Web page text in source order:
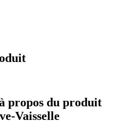
propos du produit
Vaisselle